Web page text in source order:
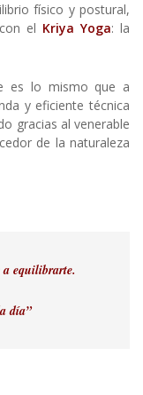
físico y postural,
el Kriya Yoga: la
es lo mismo que a
y eficiente técnica
gracias al venerable
de la naturaleza
a equilibrarte.
día”